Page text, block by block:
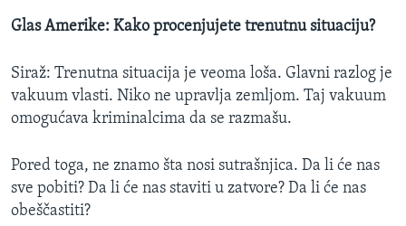
Glas Amerike: Kako procenjujete trenutnu situaciju?
Siraž: Trenutna situacija je veoma loša. Glavni razlog je
vakuum vlasti. Niko ne upravlja zemljom. Taj vakuum
omogućava kriminalcima da se razmašu.
Pored toga, ne znamo šta nosi sutrašnjica. Da li će nas
sve pobiti? Da li će nas staviti u zatvore? Da li će nas
obeščastiti?